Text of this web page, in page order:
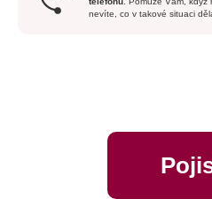
večeři včetně nápoje tu
Český lékař na telefonu
Součástí našeho